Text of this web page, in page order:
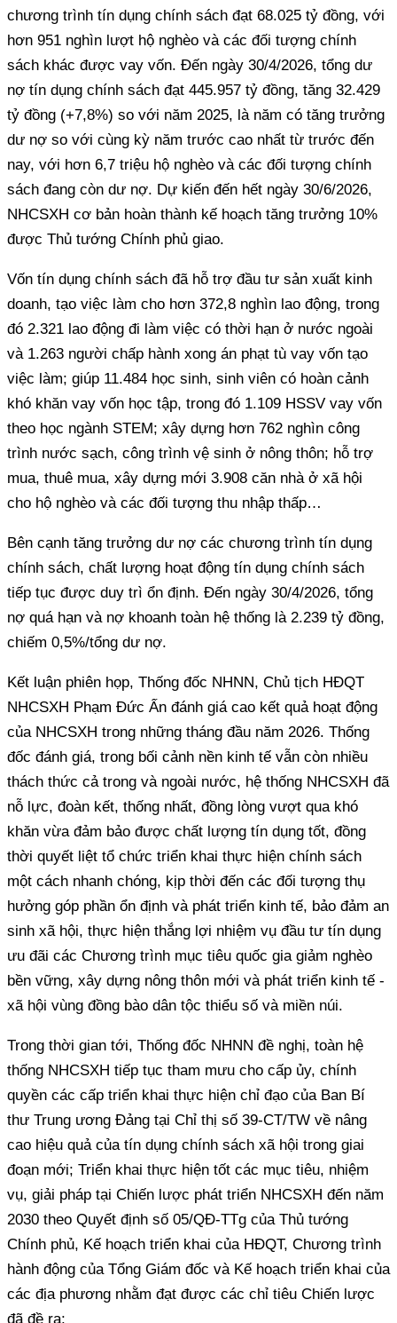
chương trình tín dụng chính sách đạt 68.025 tỷ đồng, với
hơn 951 nghìn lượt hộ nghèo và các đối tượng chính
sách khác được vay vốn. Đến ngày 30/4/2026, tổng dư
nợ tín dụng chính sách đạt 445.957 tỷ đồng, tăng 32.429
tỷ đồng (+7,8%) so với năm 2025, là năm có tăng trưởng
dư nợ so với cùng kỳ năm trước cao nhất từ trước đến
nay, với hơn 6,7 triệu hộ nghèo và các đối tượng chính
sách đang còn dư nợ. Dự kiến đến hết ngày 30/6/2026,
NHCSXH cơ bản hoàn thành kế hoạch tăng trưởng 10%
được Thủ tướng Chính phủ giao.
Vốn tín dụng chính sách đã hỗ trợ đầu tư sản xuất kinh
doanh, tạo việc làm cho hơn 372,8 nghìn lao động, trong
đó 2.321 lao động đi làm việc có thời hạn ở nước ngoài
và 1.263 người chấp hành xong án phạt tù vay vốn tạo
việc làm; giúp 11.484 học sinh, sinh viên có hoàn cảnh
khó khăn vay vốn học tập, trong đó 1.109 HSSV vay vốn
theo học ngành STEM; xây dựng hơn 762 nghìn công
trình nước sạch, công trình vệ sinh ở nông thôn; hỗ trợ
mua, thuê mua, xây dựng mới 3.908 căn nhà ở xã hội
cho hộ nghèo và các đối tượng thu nhập thấp…
Bên cạnh tăng trưởng dư nợ các chương trình tín dụng
chính sách, chất lượng hoạt động tín dụng chính sách
tiếp tục được duy trì ổn định. Đến ngày 30/4/2026, tổng
nợ quá hạn và nợ khoanh toàn hệ thống là 2.239 tỷ đồng,
chiếm 0,5%/tổng dư nợ.
Kết luận phiên họp, Thống đốc NHNN, Chủ tịch HĐQT
NHCSXH Phạm Đức Ấn đánh giá cao kết quả hoạt động
của NHCSXH trong những tháng đầu năm 2026. Thống
đốc đánh giá, trong bối cảnh nền kinh tế vẫn còn nhiều
thách thức cả trong và ngoài nước, hệ thống NHCSXH đã
nỗ lực, đoàn kết, thống nhất, đồng lòng vượt qua khó
khăn vừa đảm bảo được chất lượng tín dụng tốt, đồng
thời quyết liệt tổ chức triển khai thực hiện chính sách
một cách nhanh chóng, kịp thời đến các đối tượng thụ
hưởng góp phần ổn định và phát triển kinh tế, bảo đảm an
sinh xã hội, thực hiện thắng lợi nhiệm vụ đầu tư tín dụng
ưu đãi các Chương trình mục tiêu quốc gia giảm nghèo
bền vững, xây dựng nông thôn mới và phát triển kinh tế -
xã hội vùng đồng bào dân tộc thiểu số và miền núi.
Trong thời gian tới, Thống đốc NHNN đề nghị, toàn hệ
thống NHCSXH tiếp tục tham mưu cho cấp ủy, chính
quyền các cấp triển khai thực hiện chỉ đạo của Ban Bí
thư Trung ương Đảng tại Chỉ thị số 39-CT/TW về nâng
cao hiệu quả của tín dụng chính sách xã hội trong giai
đoạn mới; Triển khai thực hiện tốt các mục tiêu, nhiệm
vụ, giải pháp tại Chiến lược phát triển NHCSXH đến năm
2030 theo Quyết định số 05/QĐ-TTg của Thủ tướng
Chính phủ, Kế hoạch triển khai của HĐQT, Chương trình
hành động của Tổng Giám đốc và Kế hoạch triển khai của
các địa phương nhằm đạt được các chỉ tiêu Chiến lược
đã đề ra;